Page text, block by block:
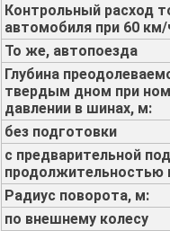
Контрольный расход
автомобиля при 60 км/
То же, автопоезда
Глубина
твердым дном при
давлении в шинах, м:
без подготовки
с предварительной
продолжительностью
Радиус поворота, м:
по внешнему колесу